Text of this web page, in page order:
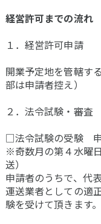
経営許可までの流れ
１．経営許可申請
開業予定地を管轄す
部は申請者控え）
２．法令試験・審査
□法令試験の受験
※奇数月の第４水曜
送）
申請者のうちで、代
運送業者としての適
験を受けて頂きます。